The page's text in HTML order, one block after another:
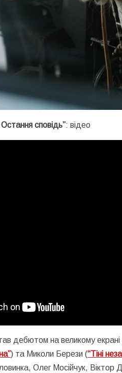
сповідь”: відео
дебютом на великому
) та Миколи Берези (“Тіні
Олег Мосійчук,